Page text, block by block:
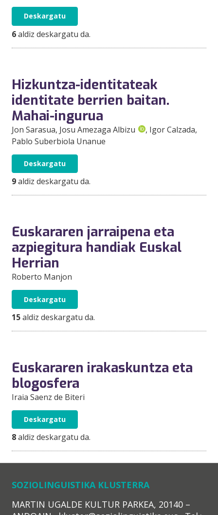
Deskargatu
6aldiz deskargatu da.
Hizkuntza-identitateak
identitate berrien baitan.
Mahai-ingurua
Jon Sarasua, Josu Amezaga Albizu , Igor Calzada,
Pablo Suberbiola Unanue
Deskargatu
9aldiz deskargatu da.
Euskararen jarraipena eta
azpiegitura handiak Euskal
Herrian
Roberto Manjon
Deskargatu
15aldiz deskargatu da.
Euskararen irakaskuntza eta
blogosfera
Iraia Saenz de Biteri
Deskargatu
8aldiz deskargatu da.
SOZIOLINGUISTIKA KLUSTERRA
MARTIN UGALDE KULTUR PARKEA, 20140 –